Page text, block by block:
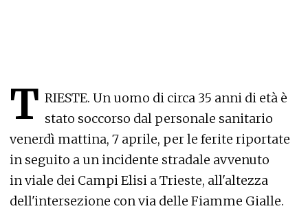
T RIESTE. Un uomo di circa 35 anni di età è
stato soccorso dal personale sanitario
venerdì mattina, 7 aprile, per le ferite riportate
in seguito a un incidente stradale avvenuto
in viale dei Campi Elisi a Trieste, all'altezza
dell'intersezione con via delle Fiamme Gialle.